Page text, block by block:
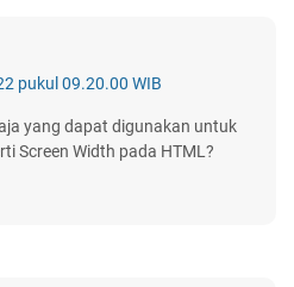
pukul 09.20.00 WIB
yang dapat digunakan untuk
Screen Width pada HTML?